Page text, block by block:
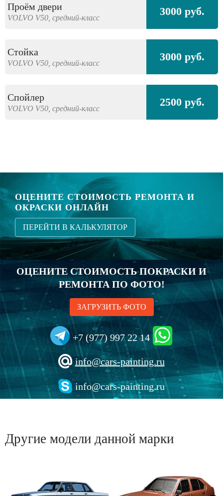
Проём двери
VOLVO V50, средний-класс 3000 руб.
Стойка
VOLVO V50, средний-класс 3000 руб.
Спойлер
VOLVO V50, средний-класс 2500 руб.
ОЦЕНИТЕ СТОИМОСТЬ РЕМОНТА И
ОКРАСКИ ОНЛАЙН
ПЕРЕЙТИ В КАЛЬКУЛЯТОР
ОЦЕНИТЕ СТОИМОСТЬ ПОКРАСКИ И
РЕМОНТА ПО ФОТО!
ЗАГРУЗИТЬ ФОТО
+7 (977) 997 22 14
info@cars-painting.ru
info@cars-painting.ru
Другие модели данной марки